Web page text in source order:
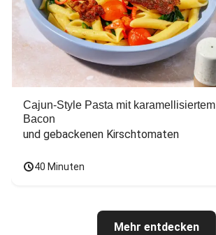
Cajun-Style Pasta mit karamellisiertem
Bacon
und gebackenen Kirschtomaten
40 Minuten
Mehr entdecken